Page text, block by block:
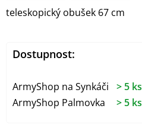
teleskopický obušek 67 cm
Dostupnost:
ArmyShop na Synkáči
> 5 ks
ArmyShop Palmovka
> 5 ks